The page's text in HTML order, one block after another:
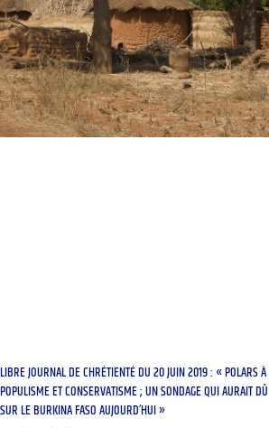
LIBRE JOURNAL DE CHRÉTIENTÉ DU 20 JUIN 2019 : « POLARS À
POPULISME ET CONSERVATISME ; UN SONDAGE QUI AURAIT
SUR LE BURKINA FASO AUJOURD’HUI »